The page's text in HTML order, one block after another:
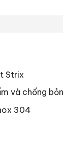
Strix
và chống
304